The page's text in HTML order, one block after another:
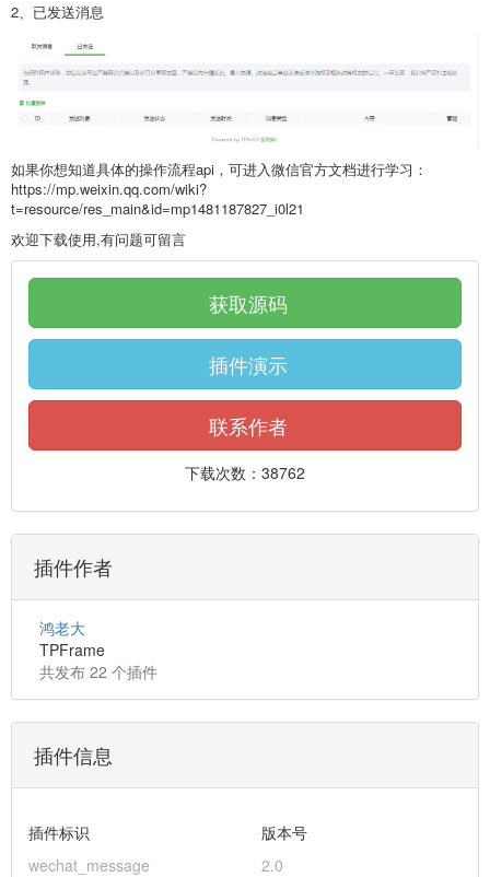
2、已发送消息
如果你想知道具体的操作流程api，可进入微信官方文档进行学习：
https://mp.weixin.qq.com/wiki?
t=resource/res_main&id=mp1481187827_i0l21
欢迎下载使用,有问题可留言
获取源码
插件演示
联系作者
下载次数：38762
插件作者
鸿老大
TPFrame
共发布 22 个插件
插件信息
插件标识
wechat_message
版本号
2.0